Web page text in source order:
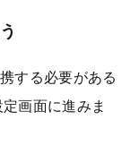
する必要がある
画面に進みま